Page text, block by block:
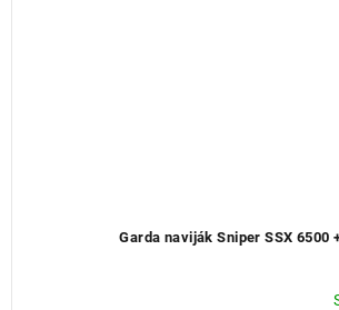
Garda naviják Sniper SSX 6500